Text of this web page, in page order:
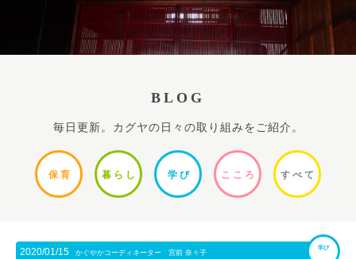
BLOG
毎日更新。カグヤの日々の取り組みをご紹介。
保 育 暮ら し 学 び ここ ろ すべて
2020/01/15 かぐやかコーディネーター 宮前 奈々子
学び